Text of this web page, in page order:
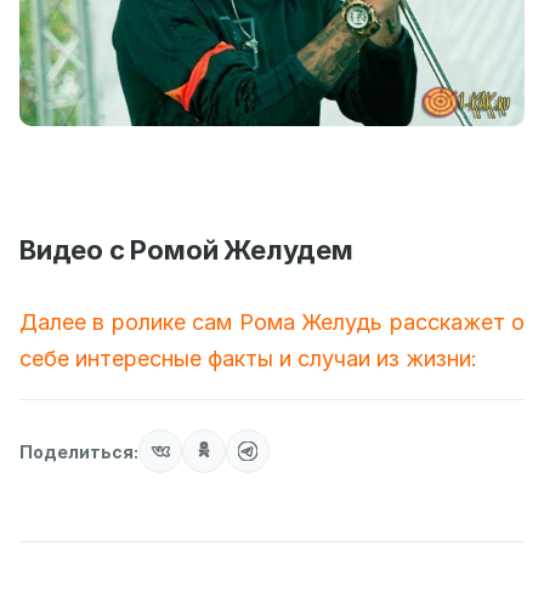
Видео с Ромой Желудем
Далее в ролике сам Рома Желудь расскажет о
себе интересные факты и случаи из жизни:
Поделиться: